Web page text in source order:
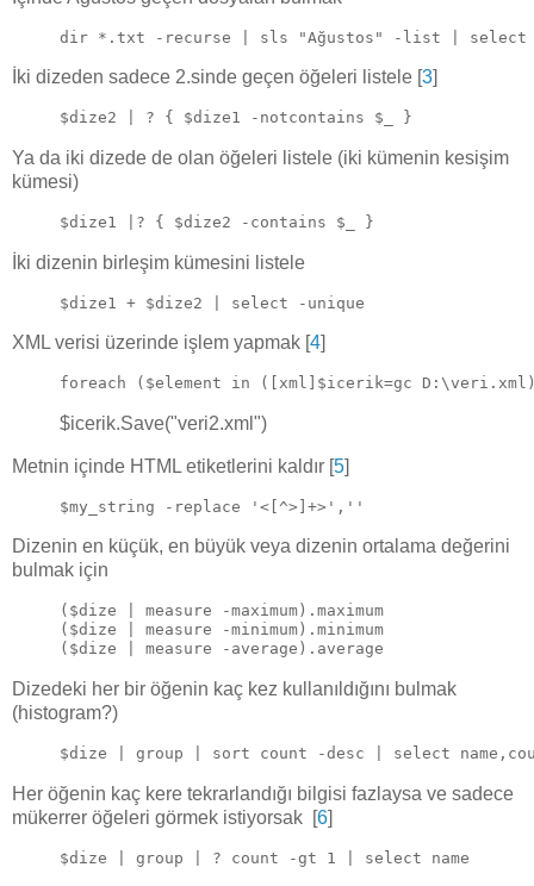
dir *.txt -recurse | sls "Ağustos" -list | select
İki dizeden sadece 2.sinde geçen öğeleri listele [3]
$dize2 | ? { $dize1 -notcontains $_ }
Ya da iki dizede de olan öğeleri listele (iki kümenin kesişim
kümesi)
$dize1 |? { $dize2 -contains $_ }
İki dizenin birleşim kümesini listele
$dize1 + $dize2 | select -unique
XML verisi üzerinde işlem yapmak [4]
foreach ($element in ([xml]$icerik=gc
$icerik.Save("veri2.xml")
Metnin içinde HTML etiketlerini kaldır [5]
$my_string -replace '<[^>]+>',''
Dizenin en küçük, en büyük veya dizenin ortalama değerini
bulmak için
($dize | measure -maximum).maximum
($dize | measure -minimum).minimum
($dize | measure -average).average
Dizedeki her bir öğenin kaç kez kullanıldığını bulmak
(histogram?)
$dize | group | sort count -desc | select
Her öğenin kaç kere tekrarlandığı bilgisi fazlaysa ve sadece
mükerrer öğeleri görmek istiyorsak [6]
$dize | group | ? count -gt 1 | select name